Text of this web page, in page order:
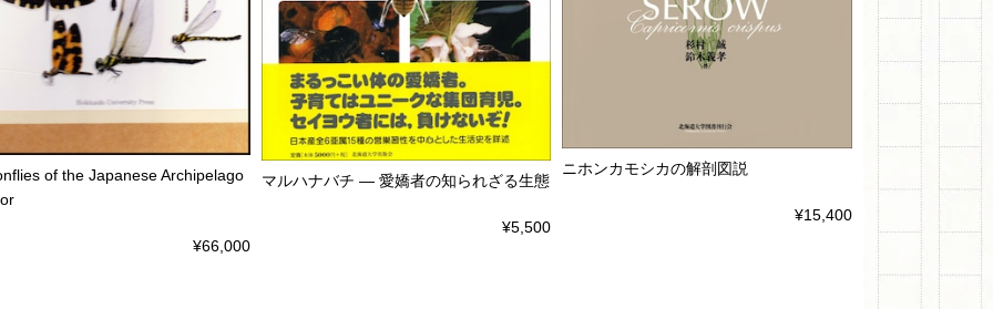
of the Japanese Archipelago
¥66,000
マルハナバチ ― 愛嬌者の知られざる生態
¥5,500
ニホンカモシカの解剖図説
¥15,400